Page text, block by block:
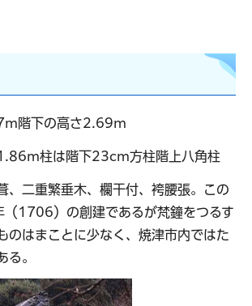
階下の高さ2.69m
柱は階下23cm方柱階上八角柱
、二重繁垂木、欄干付、袴腰張。この
（1706）の創建であるが梵鐘をつるす
のはまことに少なく、焼津市内ではた
る。